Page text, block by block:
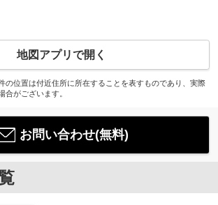
地図アプリで開く
の位置は付近住所に所在することを表すものであり、実際
合がございます。
お問い合わせ(無料)